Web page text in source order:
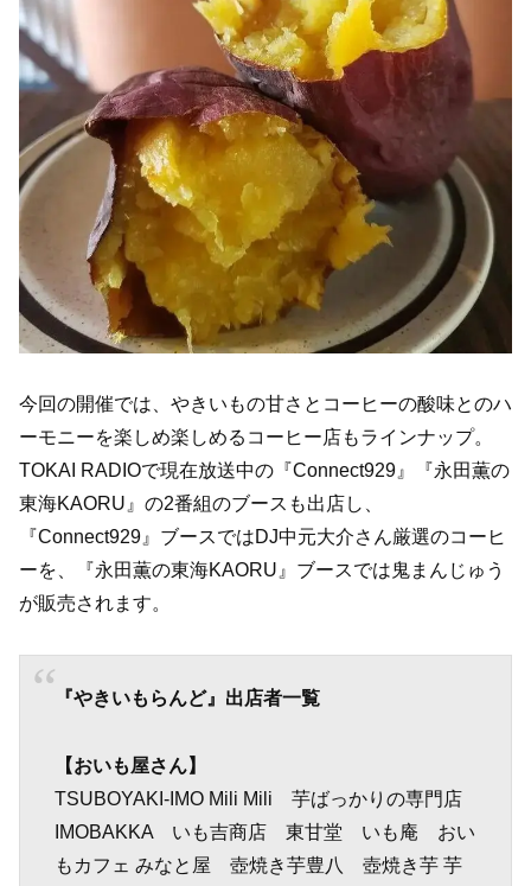
今回の開催では、やきいもの甘さとコーヒーの酸味とのハ
ーモニーを楽しめ楽しめるコーヒー店もラインナップ。
TOKAI RADIOで現在放送中の『Connect929』『永田薫の
東海KAORU』の2番組のブースも出店し、
『Connect929』ブースではDJ中元大介さん厳選のコーヒ
ーを、『永田薫の東海KAORU』ブースでは鬼まんじゅう
が販売されます。
『やきいもらんど』出店者一覧
【おいも屋さん】
TSUBOYAKI-IMO Mili Mili 芋ばっかりの専門店
IMOBAKKA いも吉商店 東甘堂 いも庵 おい
もカフェ みなと屋 壺焼き芋豊八 壺焼き芋 芋